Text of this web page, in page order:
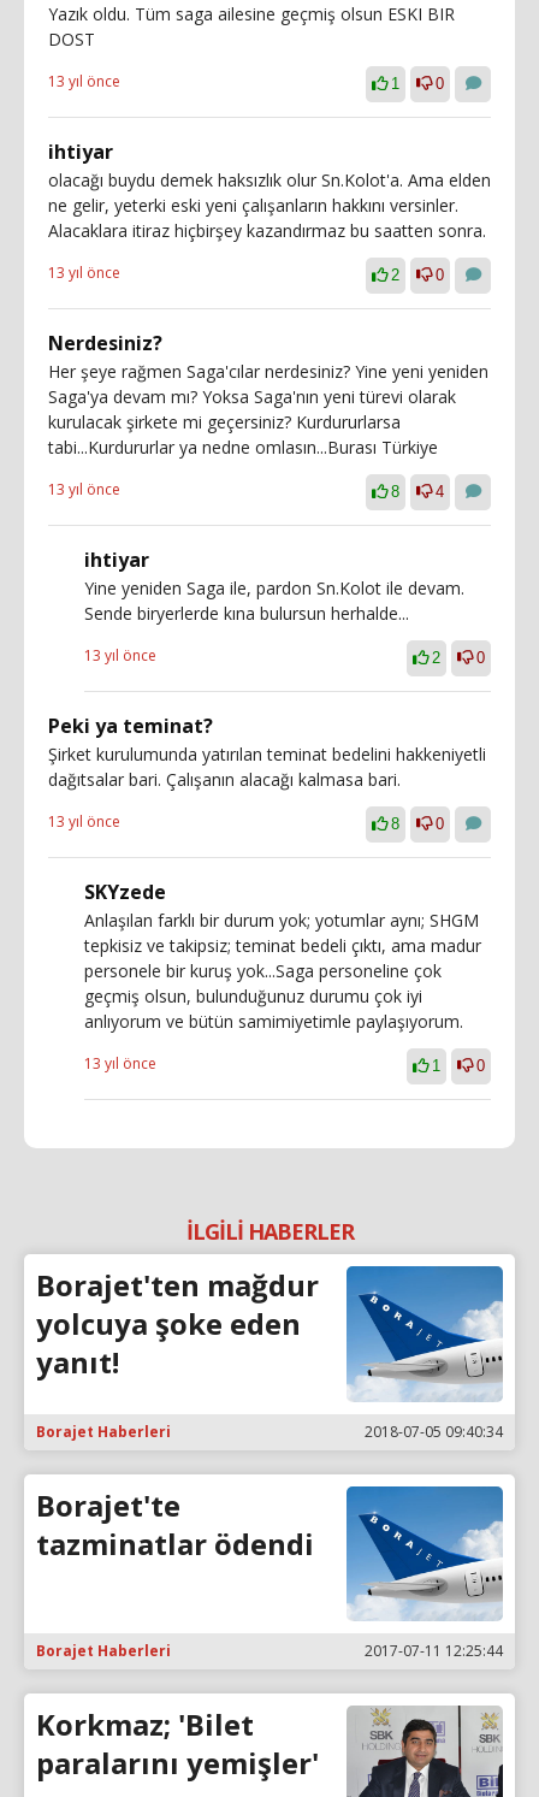
Yazık oldu. Tüm saga ailesine geçmiş olsun ESKI BIR
DOST
13 yıl önce 1 0
ihtiyar
olacağı buydu demek haksızlık olur Sn.Kolot'a. Ama elden
ne gelir, yeterki eski yeni çalışanların hakkını versinler.
Alacaklara itiraz hiçbirşey kazandırmaz bu saatten sonra.
13 yıl önce 2 0
Nerdesiniz?
Her şeye rağmen Saga'cılar nerdesiniz? Yine yeni yeniden
Saga'ya devam mı? Yoksa Saga'nın yeni türevi olarak
kurulacak şirkete mi geçersiniz? Kurdururlarsa
tabi...Kurdururlar ya nedne omlasın...Burası Türkiye
13 yıl önce 8 4
ihtiyar
Yine yeniden Saga ile, pardon Sn.Kolot ile devam.
Sende biryerlerde kına bulursun herhalde...
13 yıl önce 2 0
Peki ya teminat?
Şirket kurulumunda yatırılan teminat bedelini hakkeniyetli
dağıtsalar bari. Çalışanın alacağı kalmasa bari.
13 yıl önce 8 0
SKYzede
Anlaşılan farklı bir durum yok; yotumlar aynı; SHGM
tepkisiz ve takipsiz; teminat bedeli çıktı, ama madur
personele bir kuruş yok...Saga personeline çok
geçmiş olsun, bulunduğunuz durumu çok iyi
anlıyorum ve bütün samimiyetimle paylaşıyorum.
13 yıl önce 1 0
İLGİLİ HABERLER
Borajet'ten mağdur
yolcuya şoke eden
yanıt!
Borajet Haberleri 2018-07-05 09:40:34
Borajet'te
tazminatlar ödendi
Borajet Haberleri 2017-07-11 12:25:44
Korkmaz; 'Bilet
paralarını yemişler'